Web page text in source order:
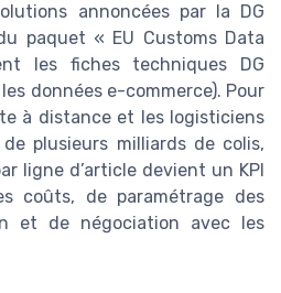
annoncées par la DG
paquet « EU Customs Data
les fiches techniques DG
les données e-commerce). Pour
à distance et les logisticiens
plusieurs milliards de colis,
ligne d’article devient un KPI
coûts, de paramétrage des
et de négociation avec les